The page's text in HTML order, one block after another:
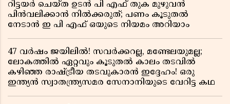
റിട്ടയർ ചെയ്ത ഉടൻ പി എഫ് തുക മുഴുവൻ
പിൻവലിക്കാൻ നിൽക്കരുത്; പണം കൂടുതൽ
നേടാൻ ഇ പി എഫ് ഒയുടെ നിയമം അറിയാം
47 വർഷം ജയിലിൽ! സവർക്കറല്ല, മണ്ടേലയുമല്ല;
ലോകത്തിൽ ഏറ്റവും കൂടുതൽ കാലം തടവിൽ
കഴിഞ്ഞ രാഷ്ട്രീയ തടവുകാരൻ ഇദ്ദേഹം! ഒരു
ഇന്ത്യൻ സ്വാതന്ത്ര്യസമര സേനാനിയുടെ വേറിട്ട കഥ